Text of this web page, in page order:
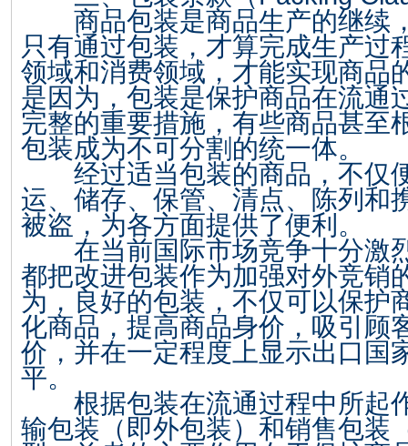
商品包装是商品生产的继续
只有通过包装，才算完成生产过
领域和消费领域，才能实现商品
是因为，包装是保护商品在流通
完整的重要措施，有些商品甚至
包装成为不可分割的统一体。
经过适当包装的商品，不仅
运、储存、保管、清点、陈列和
被盗，为各方面提供了便利。
在当前国际市场竞争十分激
都把改进包装作为加强对外竞销
为，良好的包装，不仅可以保护
化商品，提高商品身价，吸引顾
价，并在一定程度上显示出口国
平。
根据包装在流通过程中所起
输包装（即外包装）和销售包装